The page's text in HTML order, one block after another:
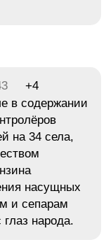
+4
в содержании
на 34 села,
насущных
и сепарам
народа.